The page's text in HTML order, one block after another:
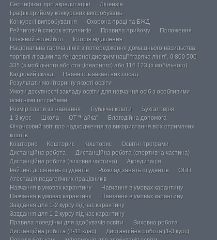
Сертифікат про акредитацію
Ліцензія
Графік прийому конкурсних випробувань
Конкурсні випробування
Охорона праці та БЖД
Рейтиговий список вступників
Правила прийому
Положення
Пляжний волейбол
Історія відділення
Національна гаряча лінія з попередження домашнього насильства,
торгівлі людьми та ґендерної дискримінації “гаряча лінія”, 0 800 500
335 (з мобільного або стаціонарного) або 116 123 (з мобільного)
Кадровий склад
Наявність вакантних посад
Результати моніторингу якості освіти
Умови досупності закладу освіти для навчання осіб з особливими
освітніми потребами
Розмір плати за навчання
Публічні кошти
Бухгалтерія
1-3 курс
Школа ОТ “Чайка”
Благодійна допомога
Фінансовий звіт про надходження та використання всіх отриманих
коштів
Кошторис
Кошторис Кошторис
Освітні програми
Дистанційна робота
Дистанційна робота (спортивна частина)
Дистанційна робота (виховна частина)
Акредитація
Рейтинг досягнень студентів
Розклад занять студентів
ОПП
Атестація педагогічних працівників
Навчання в умовах карантину
Навчання в умовах карантину
Навчання в умовах карантину
Навчання в умовах карантину
Завдання для 1-2 курсу під час карантину
Завдання для 1-2 курсу під час карантину
Правила поведінки для здобувачів освіти
Виховна робота
Дистанційна робота (8-11 клас)
Дистанційна робота (1-3 курс)